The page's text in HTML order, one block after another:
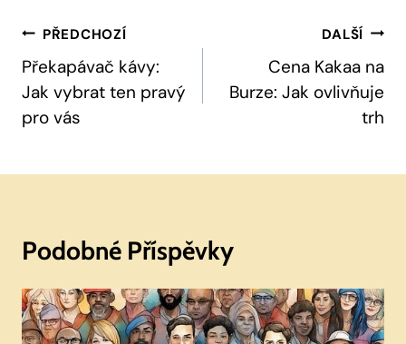
Navigace
Pro
Příspěvek
PŘEDCHOZÍ
Překapávač kávy:
Jak vybrat ten pravý
pro vás
DALŠÍ
Cena Kakaa na
Burze: Jak ovlivňuje
trh
Podobné Příspěvky